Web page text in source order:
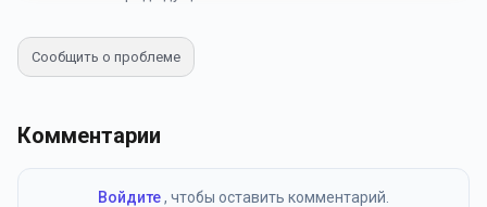
Сообщить о проблеме
Комментарии
Войдите, чтобы оставить комментарий.